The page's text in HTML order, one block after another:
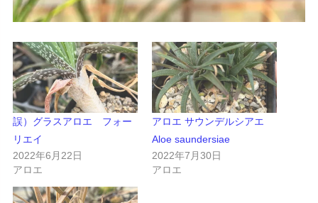
誤）グラスアロエ フォー
リエイ
2022年6月22日
アロエ
アロエ サウンデルシアエ
Aloe saundersiae
2022年7月30日
アロエ